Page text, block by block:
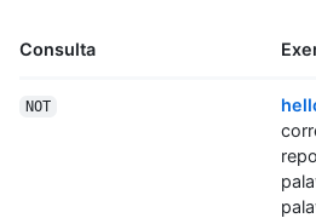
Consulta
NOT